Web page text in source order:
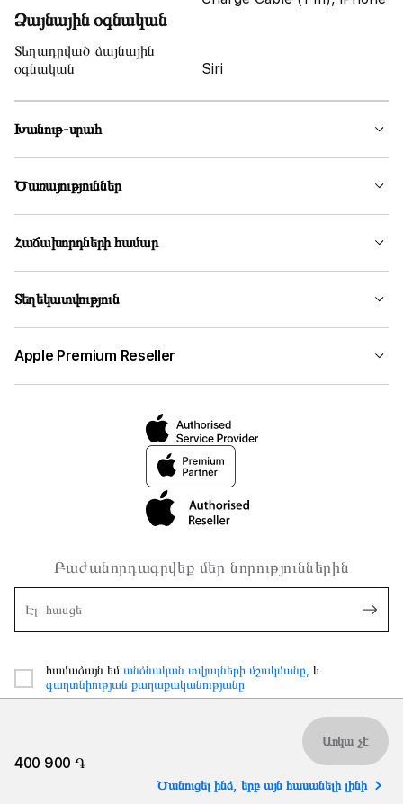
Ձայնային օգնական
Տեղադրված ձայնային
օգնական
Siri
400 900 ֏
Առկա չէ
Ծանուցել ինձ, երբ այն հասանելի լինի
Խանութ-սրահ
Ծառայություններ
Հաճախորդների համար
Տեղեկատվություն
Apple Premium Reseller
Բաժանորդագրվեք մեր նորություններին
Էլ. հասցե
համաձայն եմ անձնական տվյալների մշակմանը, և
գաղտնիության քաղաքականությանը
2026 iSpace Armenia. Բոլոր իրավունքները պաշտպանված են.